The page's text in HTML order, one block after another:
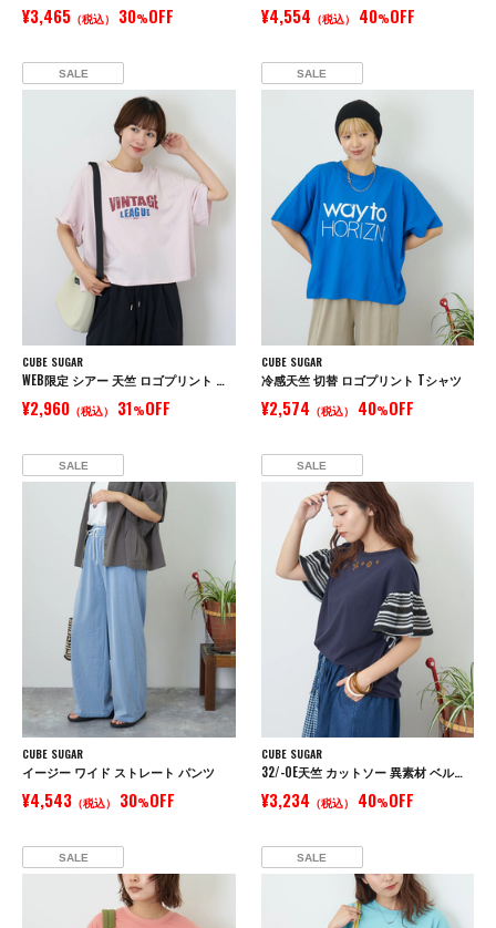
¥3,465 （税込） 30%OFF ¥4,554 （税込） 40%OFF
SALE
CUBE SUGAR
WEB限定 シアー 天竺 ロゴプリント ワイド Tシャツ
¥2,960 （税込） 31%OFF
SALE
CUBE SUGAR
冷感天竺 切替 ロゴプリント Tシャツ
¥2,574 （税込） 40%OFF
SALE
CUBE SUGAR
イージー ワイド ストレート パンツ
¥4,543 （税込） 30%OFF
SALE
CUBE SUGAR
32/-OE天竺 カットソー 異素材 ベルスリーブ 胸刺繍 Tシャツ
¥3,234 （税込） 40%OFF
SALE SALE